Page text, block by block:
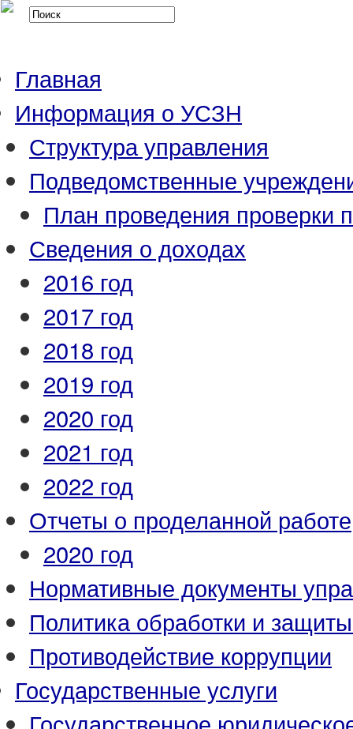
Главная
Информация о УСЗН
Структура управления
Подведомственные
План проведения проверки
Сведения о доходах
2016 год
2017 год
2018 год
2019 год
2020 год
2021 год
2022 год
Отчеты о проделанной работе
2020 год
Нормативные документы
Политика обработки и
Противодействие коррупции
Государственные услуги